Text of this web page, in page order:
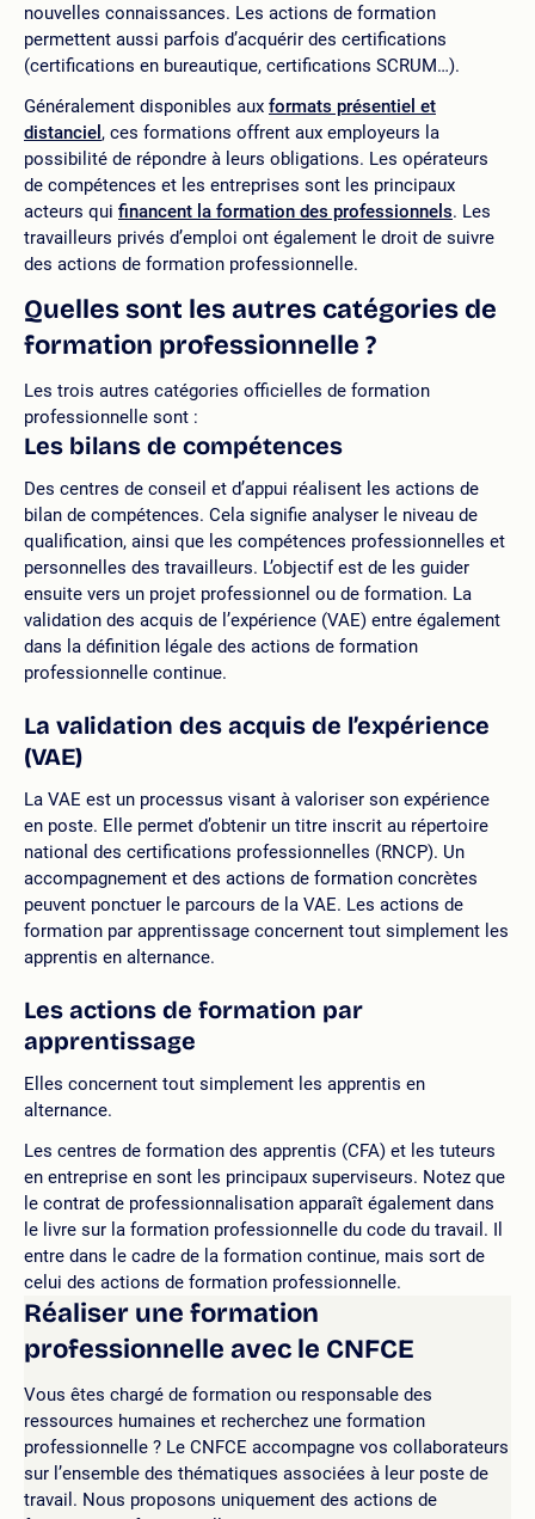
nouvelles connaissances. Les actions de formation
permettent aussi parfois d’acquérir des certifications
(certifications en bureautique, certifications SCRUM…).
Généralement disponibles aux formats présentiel et
distanciel , ces formations offrent aux employeurs la
possibilité de répondre à leurs obligations. Les opérateurs
de compétences et les entreprises sont les principaux
acteurs qui financent la formation des professionnels. Les
travailleurs privés d’emploi ont également le droit de suivre
des actions de formation professionnelle.
Quelles sont les autres catégories de
formation professionnelle ?
Les trois autres catégories officielles de formation
professionnelle sont :
Les bilans de compétences
Des centres de conseil et d’appui réalisent les actions de
bilan de compétences. Cela signifie analyser le niveau de
qualification, ainsi que les compétences professionnelles et
personnelles des travailleurs. L’objectif est de les guider
ensuite vers un projet professionnel ou de formation. La
validation des acquis de l’expérience (VAE) entre également
dans la définition légale des actions de formation
professionnelle continue.
La validation des acquis de l’expérience
(VAE)
La VAE est un processus visant à valoriser son expérience
en poste. Elle permet d’obtenir un titre inscrit au répertoire
national des certifications professionnelles (RNCP). Un
accompagnement et des actions de formation concrètes
peuvent ponctuer le parcours de la VAE. Les actions de
formation par apprentissage concernent tout simplement les
apprentis en alternance.
Les actions de formation par
apprentissage
Elles concernent tout simplement les apprentis en
alternance.
Les centres de formation des apprentis (CFA) et les tuteurs
en entreprise en sont les principaux superviseurs. Notez que
le contrat de professionnalisation apparaît également dans
le livre sur la formation professionnelle du code du travail. Il
entre dans le cadre de la formation continue, mais sort de
celui des actions de formation professionnelle.
Réaliser une formation
professionnelle avec le CNFCE
Vous êtes chargé de formation ou responsable des
ressources humaines et recherchez une formation
professionnelle ? Le CNFCE accompagne vos collaborateurs
sur l’ensemble des thématiques associées à leur poste de
travail. Nous proposons uniquement des actions de